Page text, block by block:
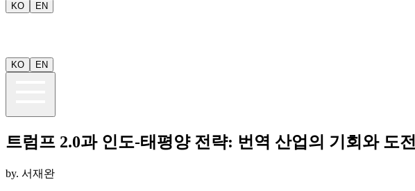
KO EN
KO EN
트럼프 2.0과 인도-태평양 전략: 번역 산업의 기회와 도전
by. 서재완